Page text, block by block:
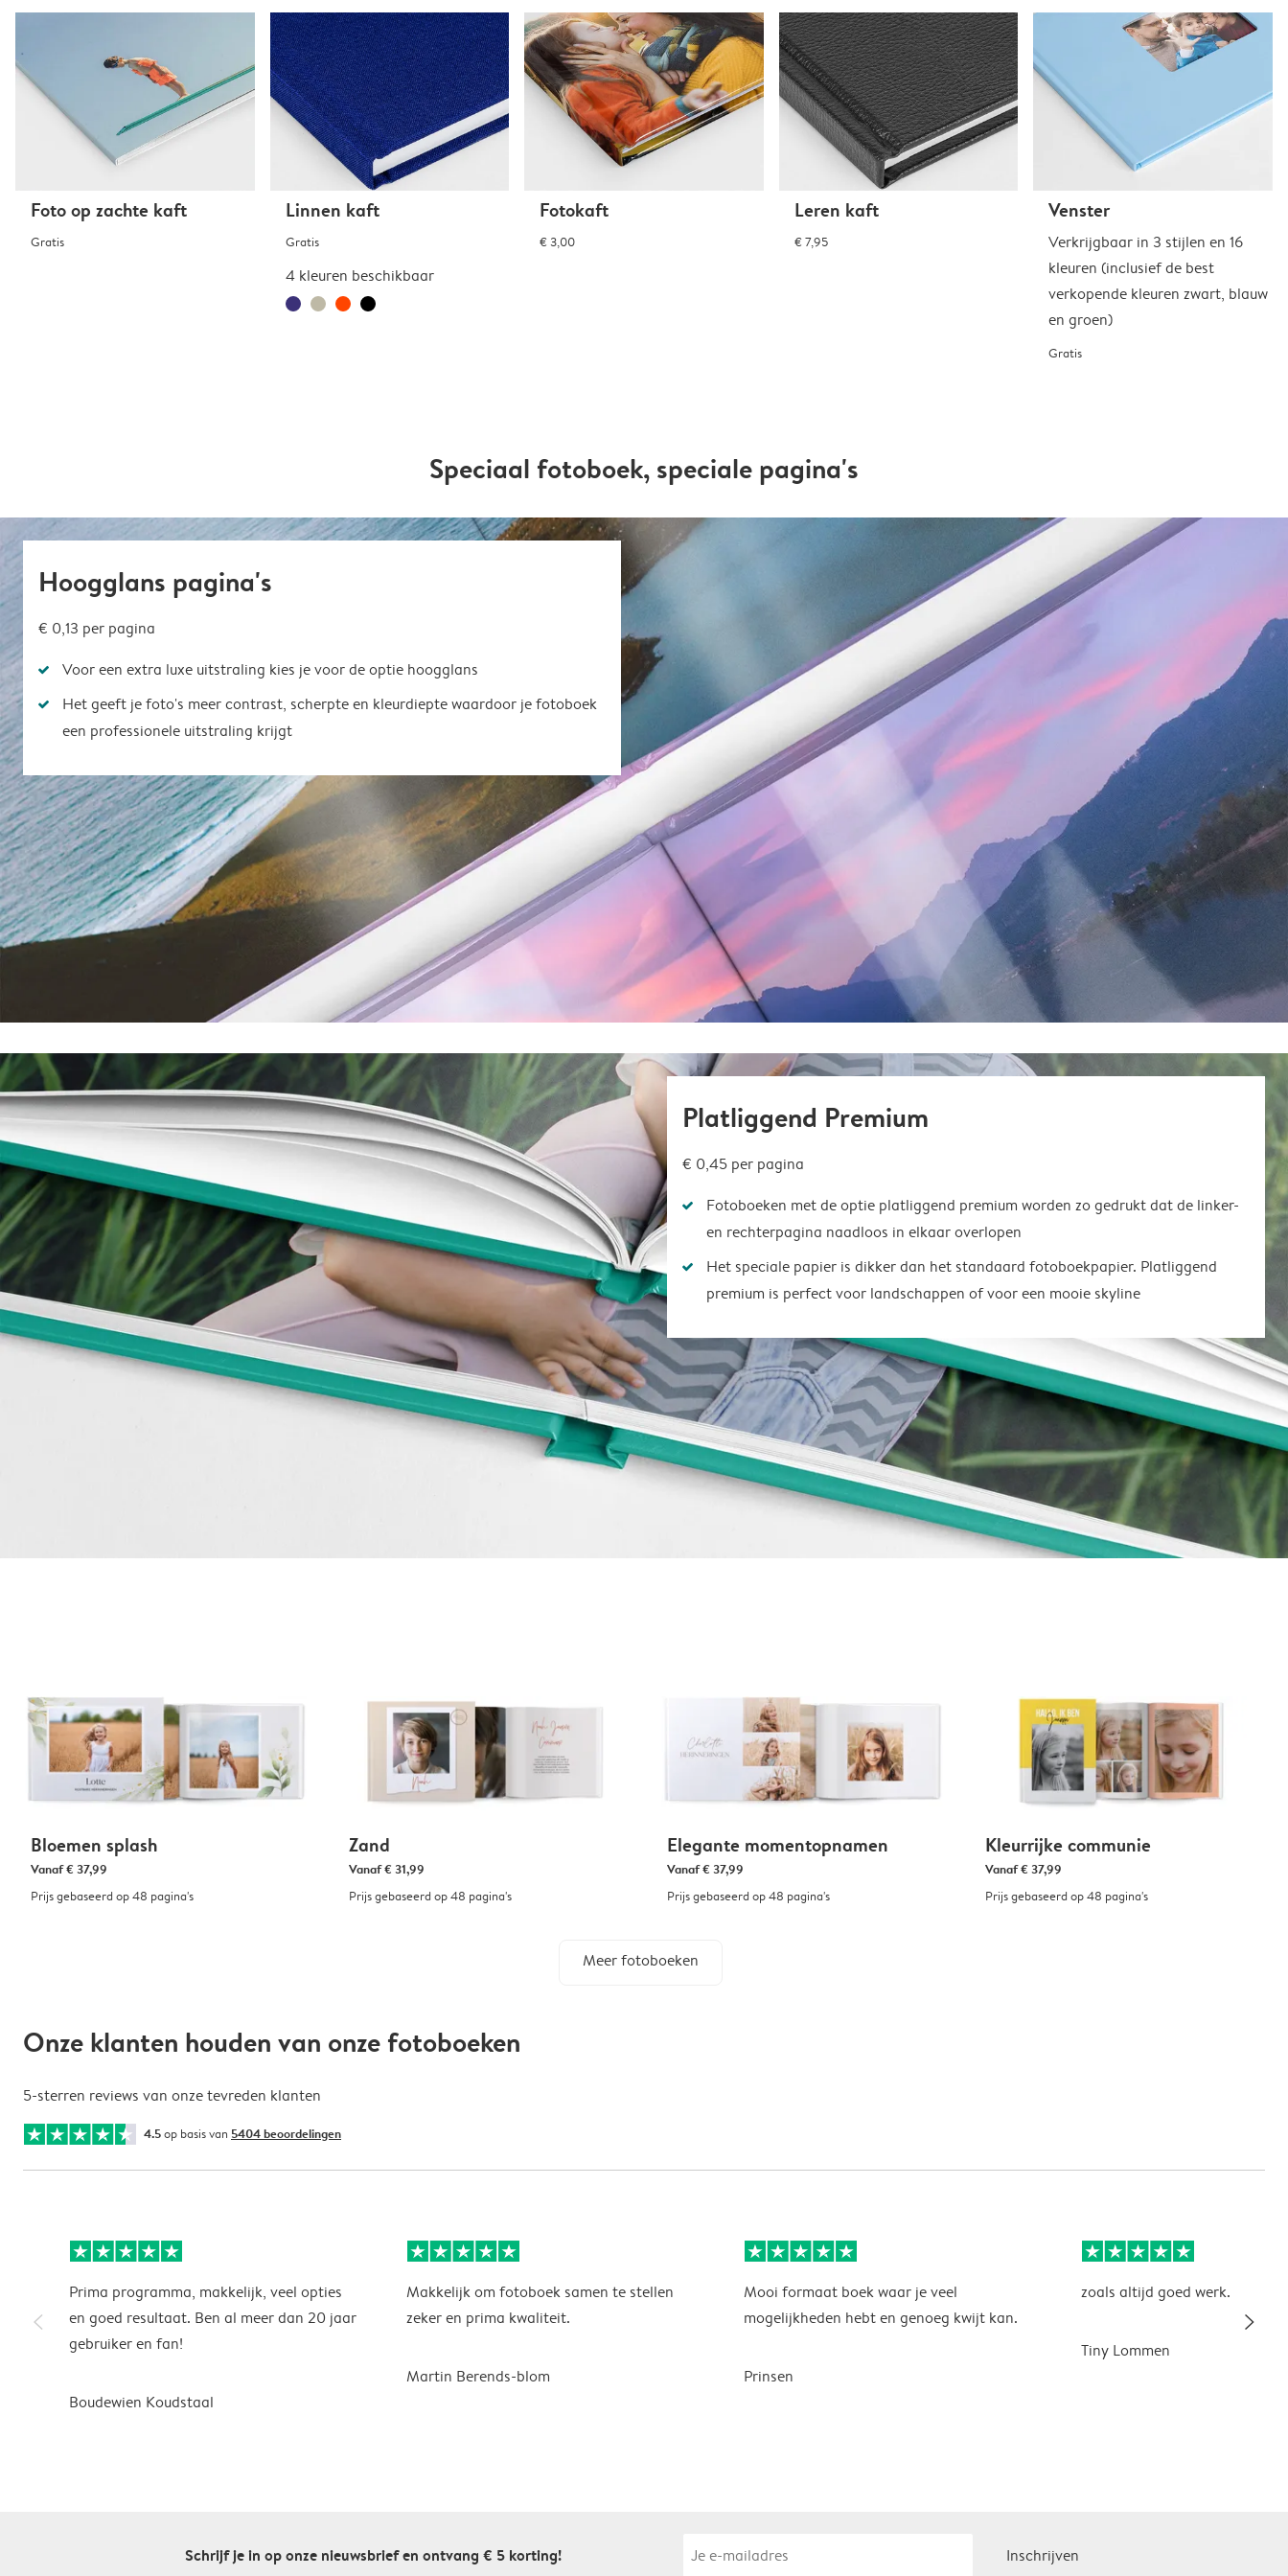
Foto op zachte kaft
Gratis
Linnen kaft
Gratis
4 kleuren beschikbaar
Fotokaft
€ 3,00
Leren kaft
€ 7,95
Venster
Verkrijgbaar in 3 stijlen en 16
kleuren (inclusief de best
verkopende kleuren zwart, blauw
en groen)
Gratis
Speciaal fotoboek, speciale pagina's
Hoogglans pagina's
€ 0,13 per pagina
Voor een extra luxe uitstraling kies je voor de optie hoogglans
Het geeft je foto's meer contrast, scherpte en kleurdiepte waardoor je fotoboek
een professionele uitstraling krijgt
Platliggend Premium
€ 0,45 per pagina
Fotoboeken met de optie platliggend premium worden zo gedrukt dat de linker-
en rechterpagina naadloos in elkaar overlopen
Het speciale papier is dikker dan het standaard fotoboekpapier. Platliggend
premium is perfect voor landschappen of voor een mooie skyline
Bloemen splash
Vanaf€ 37,99
Prijs gebaseerd op 48 pagina's
Zand
Vanaf€ 31,99
Prijs gebaseerd op 48 pagina's
Elegante momentopnamen
Vanaf€ 37,99
Prijs gebaseerd op 48 pagina's
Kleurrijke communie
Vanaf€ 37,99
Prijs gebaseerd op 48 pagina's
Meer fotoboeken
Onze klanten houden van onze fotoboeken
5-sterren reviews van onze tevreden klanten
4.5op basis van 5404 beoordelingen
slim_arrow_left
Prima programma, makkelijk, veel opties
en goed resultaat. Ben al meer dan 20 jaar
gebruiker en fan!
Boudewien Koudstaal
Makkelijk om fotoboek samen te stellen
zeker en prima kwaliteit.
Martin Berends-blom
Mooi formaat boek waar je veel
mogelijkheden hebt en genoeg kwijt kan.
Prinsen
zoals altijd goed werk.
Tiny Lommen
slim_arrow_right
Schrijf je in op onze nieuwsbrief en ontvang € 5 korting! Inschrijven